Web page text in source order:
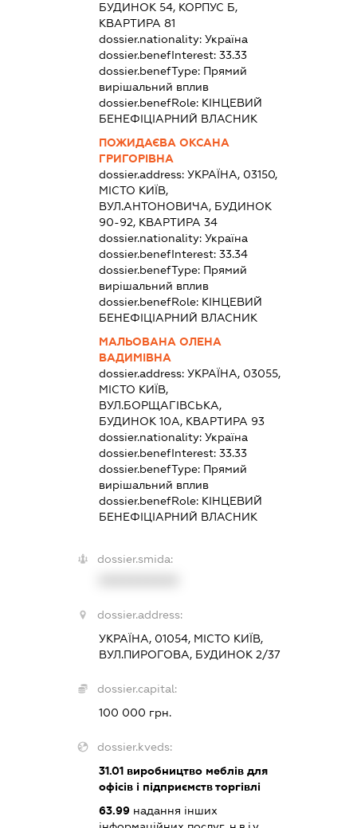
БУДИНОК 54, КОРПУС Б,
КВАРТИРА 81
dossier.nationality: Україна
dossier.benefInterest: 33.33
dossier.benefType: Прямий
вирішальний вплив
dossier.benefRole: КІНЦЕВИЙ
БЕНЕФІЦІАРНИЙ ВЛАСНИК
ПОЖИДАЄВА ОКСАНА
ГРИГОРІВНА
dossier.address: УКРАЇНА, 03150,
МІСТО КИЇВ,
ВУЛ.АНТОНОВИЧА, БУДИНОК
90-92, КВАРТИРА 34
dossier.nationality: Україна
dossier.benefInterest: 33.34
dossier.benefType: Прямий
вирішальний вплив
dossier.benefRole: КІНЦЕВИЙ
БЕНЕФІЦІАРНИЙ ВЛАСНИК
МАЛЬОВАНА ОЛЕНА
ВАДИМІВНА
dossier.address: УКРАЇНА, 03055,
МІСТО КИЇВ,
ВУЛ.БОРЩАГІВСЬКА,
БУДИНОК 10А, КВАРТИРА 93
dossier.nationality: Україна
dossier.benefInterest: 33.33
dossier.benefType: Прямий
вирішальний вплив
dossier.benefRole: КІНЦЕВИЙ
БЕНЕФІЦІАРНИЙ ВЛАСНИК
dossier.smida:
dossier.address:
УКРАЇНА, 01054, МІСТО КИЇВ,
ВУЛ.ПИРОГОВА, БУДИНОК 2/37
dossier.capital:
100 000 грн.
dossier.kveds:
31.01виробництво меблів для
офісів і підприємств торгівлі
63.99надання інших